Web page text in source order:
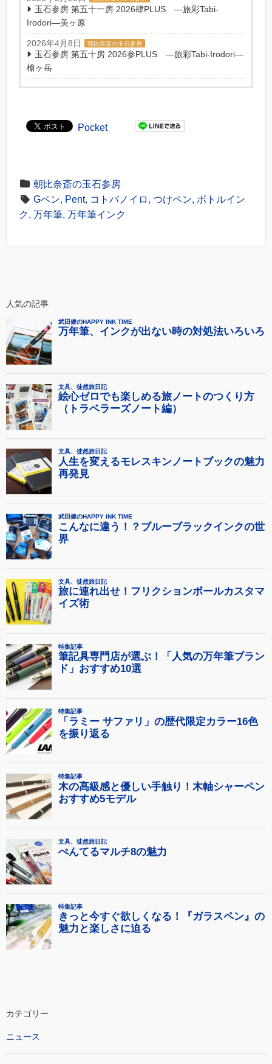
玉石参房 第五十一房 2026肆PLUS ―旅彩Tabi-
Irodori―美ヶ原
2026年4月8日 朝比奈斎の玉石参房
玉石参房 第五十房 2026参PLUS ―旅彩Tabi-Irodori―
槍ヶ岳
Pocket
朝比奈斎の玉石参房
Gペン, Pent, コトバノイロ , つけペン, ボトルイン
ク, 万年筆, 万年筆インク
人気の記事
カテゴリー
ニュース